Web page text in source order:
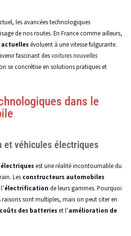
les avancées technologiques
de nos routes. En France comme ailleurs,
évoluent à une vitesse fulgurante.
fascinant desvoitures nouvelles
se concrétise en solutions pratiques et
dans le
et véhicules électriques
est une réalité incontournable du
Les constructeurs automobiles
électrification de leurs gammes. Pourquoi
raisons sont multiples, mais on peut citer en
des batterieset l’amélioration de